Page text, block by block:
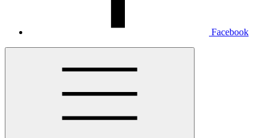
Facebook